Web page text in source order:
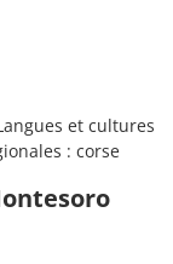
et cultures
: corse